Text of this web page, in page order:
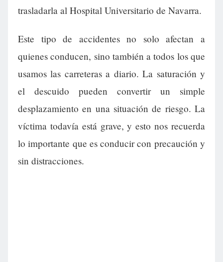
trasladarla al Hospital Universitario de Navarra.
Este tipo de accidentes no solo afectan a
quienes conducen, sino también a todos los que
usamos las carreteras a diario. La saturación y
el descuido pueden convertir un simple
desplazamiento en una situación de riesgo. La
víctima todavía está grave, y esto nos recuerda
lo importante que es conducir con precaución y
sin distracciones.